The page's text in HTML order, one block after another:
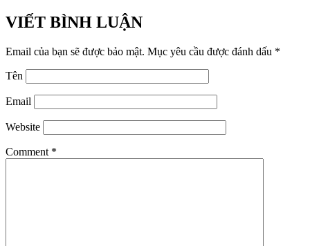
VIẾT BÌNH LUẬN
Email của bạn sẽ được bảo mật. Mục yêu cầu được đánh dấu *
Tên
Email
Website
Comment *